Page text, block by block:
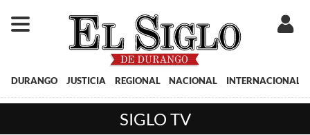
DURANGO JUSTICIA REGIONAL NACIONAL INTERNACIONAL
SIGLO TV